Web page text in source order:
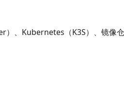
）、Kubernetes（K3S）、镜像